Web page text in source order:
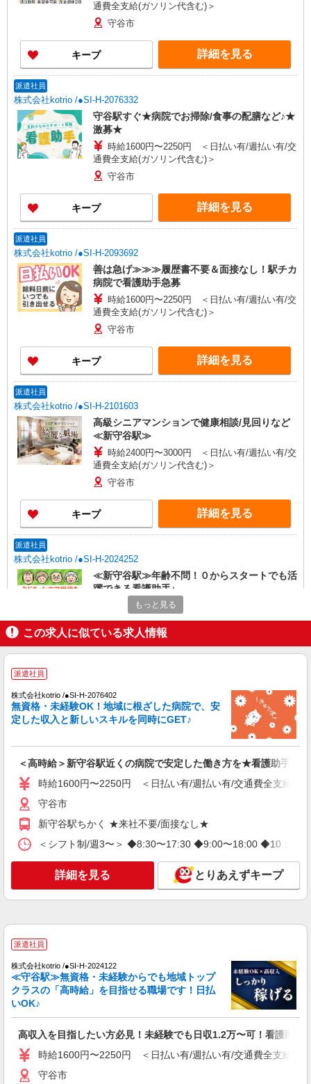
通費全支給(ガソリン代含む)＞
守谷市
キープ 詳細を見る
派遣社員
株式会社kotrio /●SI-H-2076332
守谷駅すぐ★病院でお掃除/食事の配膳など♪★
激募★
時給1600円〜2250円 ＜日払い有/週払い有/交
通費全支給(ガソリン代含む)＞
守谷市
キープ 詳細を見る
派遣社員
株式会社kotrio /●SI-H-2093692
善は急げ≫≫≫履歴書不要＆面接なし！駅チカ
病院で看護助手急募
時給1600円〜2250円 ＜日払い有/週払い有/交
通費全支給(ガソリン代含む)＞
守谷市
キープ 詳細を見る
派遣社員
株式会社kotrio /●SI-H-2101603
高級シニアマンションで健康相談/見回りなど
≪新守谷駅≫
時給2400円〜3000円 ＜日払い有/週払い有/交
通費全支給(ガソリン代含む)＞
守谷市
キープ 詳細を見る
派遣社員
株式会社kotrio /●SI-H-2024252
≪新守谷駅≫年齢不問！０からスタートでも活
躍できる看護助手♪
時給1600円〜2250円 ＜日払い有/週払い有/交
通費全支給(ガソリン代含む)＞
守谷市
派遣社員
株式会社kotrio /●SI-H-2024253
≪守谷駅≫年齢不問！０からスタートでも活躍
時給1600円〜2250円 ＜日払い有/週払い有/交
通費全支給(ガソリン代含む)＞
守谷市
キープ 詳細を見る
派遣社員
株式会社トラストグロース 新宿本社 第1営業部
看護師・准看護師
時給：2100〜2300円 ※「資格・経験等によ
詳細を見る
派遣社員
株式会社kotrio /●SI-H-2093732
善は急げ≫≫≫履歴書不要＆面接なし！駅チカ
病院で看護助手急募
時給1600円〜2250円 ＜日払い有/週払い有/交
もっと見る
この求人に似ている求人情報
派遣社員
株式会社kotrio /●SI-H-2076402
無資格・未経験OK！地域に根ざした病院で、安
定した収入と新しいスキルを同時にGET♪
＜高時給＞新守谷駅近くの病院で安定した働き方を★看護助手♪
時給1600円〜2250円 ＜日払い有/週払い有/交通費全支給(ガ
守谷市
新守谷駅ちかく ★来社不要/面接なし★
＜シフト制/週3〜＞ ◆8:30〜17:30 ◆9:00〜18:00 ◆10：00
詳細を見る とりあえずキープ
派遣社員
株式会社kotrio /●SI-H-2024122
≪守谷駅≫無資格・未経験からでも地域トップ
クラスの「高時給」を目指せる職場です！日払
いOK♪
高収入を目指したい方必見！未経験でも日収1.2万〜可！看護助手
時給1600円〜2250円 ＜日払い有/週払い有/交通費全支給(ガ
守谷市